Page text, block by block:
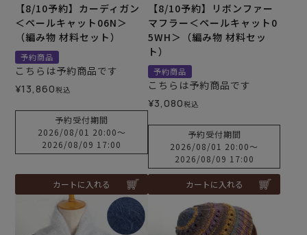
【8/10予約】カーディガン
＜ペールキャット06N＞
（編み物 材料セット）
予約商品
こちらは予約商品です
¥13,860税込
予約受付期間
2026/08/01 20:00〜
2026/08/09 17:00
カートに入れる
【8/10予約】リボンファー
マフラー＜ペールキャット0
5WH＞（編み物 材料セッ
ト）
予約商品
こちらは予約商品です
¥3,080税込
予約受付期間
2026/08/01 20:00〜
2026/08/09 17:00
カートに入れる